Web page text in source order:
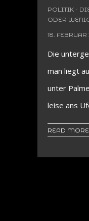
POLITIK -
ODER
18. FEBRUAR
Die
man liegt
unter
leise ans
READ MORE